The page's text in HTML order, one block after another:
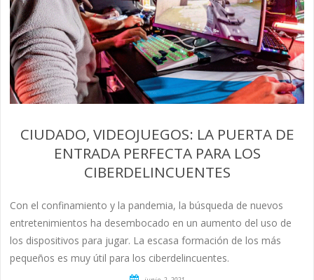
CIUDADO, VIDEOJUEGOS: LA PUERTA DE
ENTRADA PERFECTA PARA LOS
CIBERDELINCUENTES
Con el confinamiento y la pandemia, la búsqueda de nuevos
entretenimientos ha desembocado en un aumento del uso de
los dispositivos para jugar. La escasa formación de los más
pequeños es muy útil para los ciberdelincuentes.